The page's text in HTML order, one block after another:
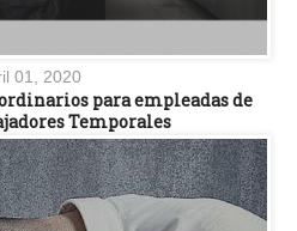
01, 2020
para empleadas de
Temporales